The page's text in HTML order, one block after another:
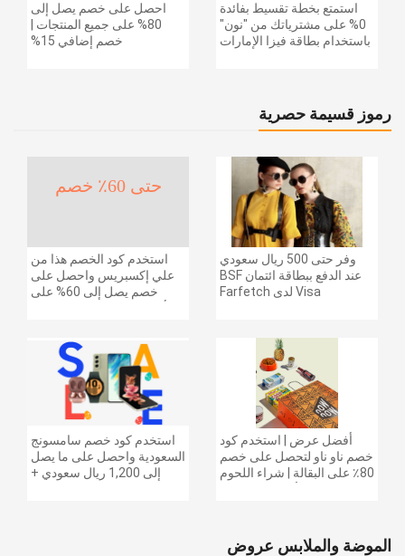
احصل على خصم يصل إلى
80% على جميع المنتجات |
خصم إضافي 15%
استمتع بخطة تقسيط بفائدة
0% على مشترياتك من "نون"
باستخدام بطاقة فيزا الإمارات
رموز قسيمة حصرية
حتى 60٪ خصم
استخدم كود الخصم هذا من
علي إكسبريس واحصل على
خصم يصل إلى 60% على
بقيمة 155 دولارًا أمريكيًا على
الطلبات التي تزيد قيمتها عن
1425 ريالًا سعوديًا | شحن مج
وفر حتى 500 ريال سعودي
عند الدفع ببطاقة ائتمان BSF
Visa لدى Farfetch
استخدم كود خصم سامسونج
السعودية واحصل على ما يصل
إلى 1,200 ريال سعودي +
أفضل عرض | استخدم كود
خصم ناو ناو لتحصل على خصم
80٪ على البقالة | شراء اللحوم
الموضة والملابس عروض